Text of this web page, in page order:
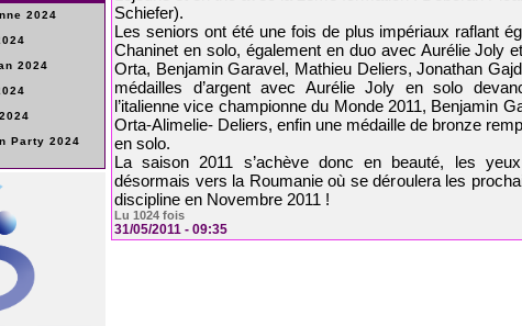
2024
2024
Party 2024
Schiefer).
Les seniors ont été une fois de plus impériaux raflant
Chaninet en solo, également en duo avec Aurélie Joly
Orta, Benjamin Garavel, Mathieu Deliers, Jonathan
médailles d’argent avec Aurélie Joly en solo
l’italienne vice championne du Monde 2011, Benjamin
Orta-Alimelie- Deliers, enfin une médaille de bronze
en solo.
La saison 2011 s’achève donc en beauté, les
désormais vers la Roumanie où se déroulera les
discipline en Novembre 2011 !
Lu 1024 fois
31/05/2011 - 09:35